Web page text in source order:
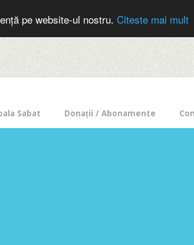
pe website-ul nostru. Citeste mai mult
Sabat Donații / Abonamente